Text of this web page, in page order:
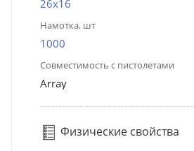
26х16
Намотка, шт
1000
Совместимость с пистолетами
Array
Физические свойства